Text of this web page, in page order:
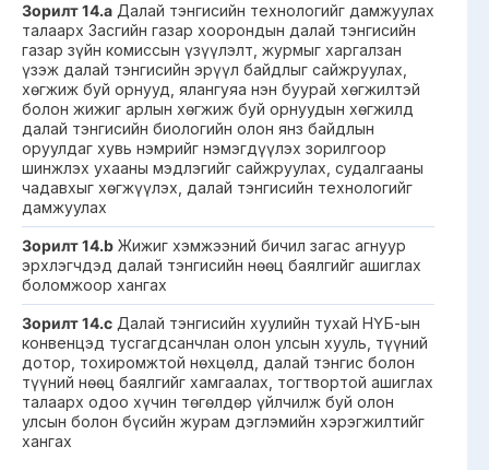
Зорилт 14.a Далай тэнгисийн технологийг дамжуулах
талаарх Засгийн газар хоорондын далай тэнгисийн
газар зүйн комиссын үзүүлэлт, журмыг харгалзан
үзэж далай тэнгисийн эрүүл байдлыг сайжруулах,
хөгжиж буй орнууд, ялангуяа нэн буурай хөгжилтэй
болон жижиг арлын хөгжиж буй орнуудын хөгжилд
далай тэнгисийн биологийн олон янз байдлын
оруулдаг хувь нэмрийг нэмэгдүүлэх зорилгоор
шинжлэх ухааны мэдлэгийг сайжруулах, судалгааны
чадавхыг хөгжүүлэх, далай тэнгисийн технологийг
дамжуулах
Зорилт 14.b Жижиг хэмжээний бичил загас агнуур
эрхлэгчдэд далай тэнгисийн нөөц баялгийг ашиглах
боломжоор хангах
Зорилт 14.c Далай тэнгисийн хуулийн тухай НҮБ-ын
конвенцэд тусгагдсанчлан олон улсын хууль, түүний
дотор, тохиромжтой нөхцөлд, далай тэнгис болон
түүний нөөц баялгийг хамгаалах, тогтвортой ашиглах
талаарх одоо хүчин төгөлдөр үйлчилж буй олон
улсын болон бүсийн журам дэглэмийн хэрэгжилтийг
хангах